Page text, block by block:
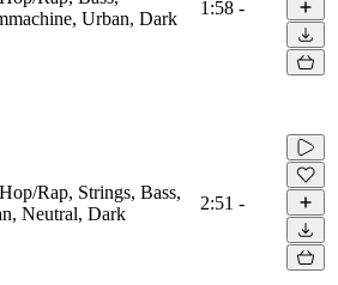
Urban, Dark
1:58 -
Rap, Strings, Bass,
Neutral, Dark
2:51 -